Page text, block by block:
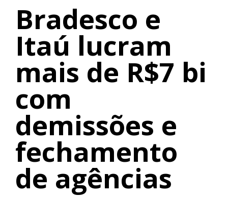
Bradesco e
Itaú lucram
mais de R$7 bi
com
demissões e
fechamento
de agências